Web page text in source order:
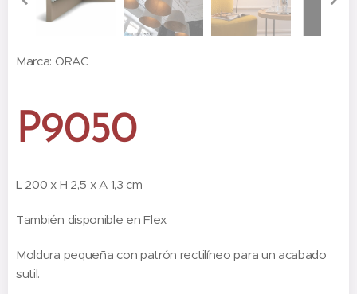
Marca: ORAC
P9050
L 200 x H 2,5 x A 1,3 cm
También disponible en Flex
Moldura pequeña con patrón rectilíneo para un acabado
sutil.